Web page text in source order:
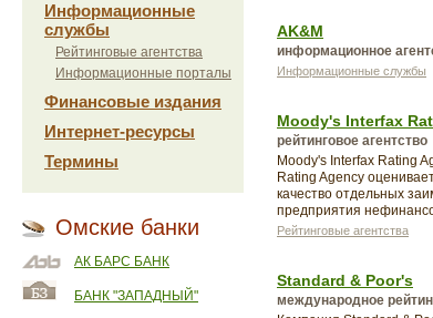
Информационные
службы
Рейтинговые агентства
Информационные порталы
Финансовые издания
Интернет-ресурсы
Термины
Омские банки
АК БАРС БАНК
БАНК "ЗАПАДНЫЙ"
AK&M
информационное
Информационные службы
Moody's Interfax
рейтинговое агентство
Moody's Interfax Rating
Rating Agency
качество отдельных
предприятия
Рейтинговые агентства
Standard & Poor's
международное